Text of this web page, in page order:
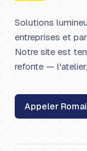
Solutions
entreprises et
Notre site est
refonte —
Appeler